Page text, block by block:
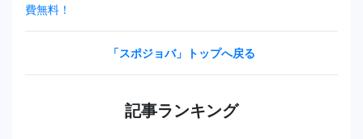
費無料！
「スポジョバ」トップへ戻る
記事ランキング